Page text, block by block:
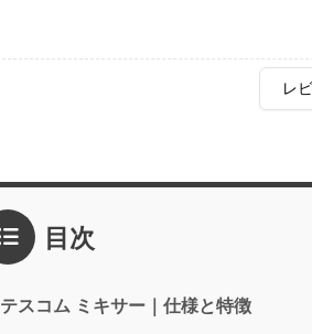
レ
2点
1点
感想*
目次
テスコム ミキサー｜仕様と特徴